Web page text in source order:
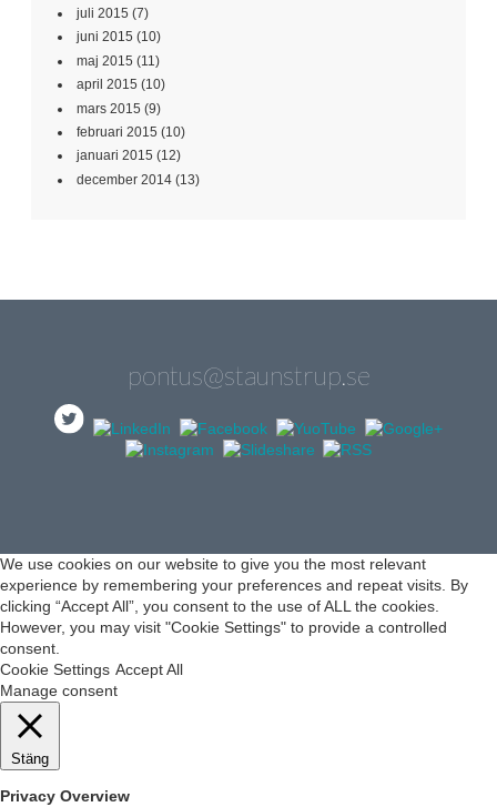
juli 2015 (7)
juni 2015 (10)
maj 2015 (11)
april 2015 (10)
mars 2015 (9)
februari 2015 (10)
januari 2015 (12)
december 2014 (13)
pontus@staunstrup.se
We use cookies on our website to give you the most relevant
experience by remembering your preferences and repeat visits. By
clicking “Accept All”, you consent to the use of ALL the cookies.
However, you may visit "Cookie Settings" to provide a controlled
consent.
Cookie Settings Accept All
Manage consent
Stäng
Privacy Overview